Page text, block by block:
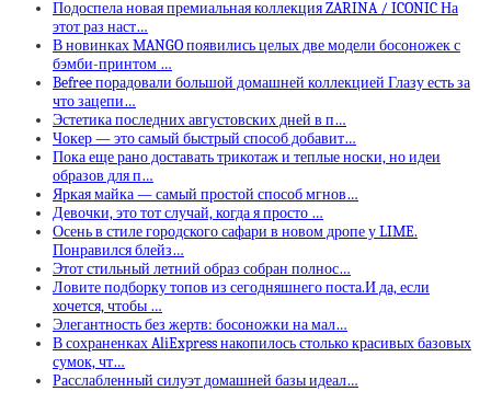
Подоспела новая премиальная коллекция ZARINA / ICONIC На
этот раз наст…
В новинках MANGO появились целых две модели босоножек с
бэмби-принтом …
Befree порадовали большой домашней коллекцией Глазу есть за
что зацепи…
Эстетика последних августовских дней в п…
Чокер — это самый быстрый способ добавит…
Пока еще рано доставать трикотаж и теплые носки, но идеи
образов для п…
Яркая майка — самый простой способ мгнов…
Девочки, это тот случай, когда я просто …
Осень в стиле городского сафари в новом дропе у LIME.
Понравился блейз…
Этот стильный летний образ собран полнос…
Ловите подборку топов из сегодняшнего поста.И да, если
хочется, чтобы …
Элегантность без жертв: босоножки на мал…
В сохраненках AliExpress накопилось столько красивых базовых
сумок, чт…
Расслабленный силуэт домашней базы идеал…